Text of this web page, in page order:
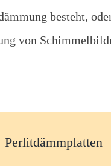
besteht,
von
Perlitdämmplatten